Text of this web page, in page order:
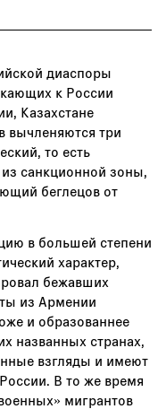
диаспоры
к России
Казахстане
вычленяются три
то есть
санкционной зоны,
беглецов от
в большей степени
характер,
бежавших
из Армении
и образованнее
названных странах,
взгляды и имеют
В то же время
мигрантов